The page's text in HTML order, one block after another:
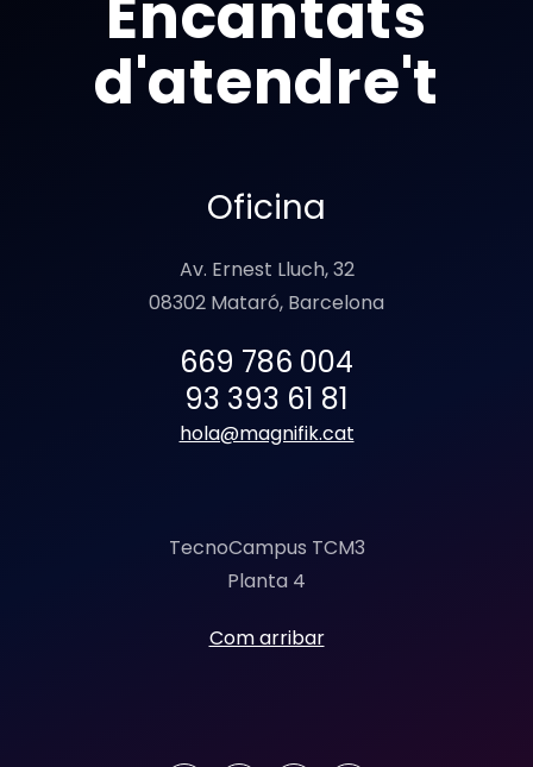
Encantats
d'atendre't
Oficina
Av. Ernest Lluch, 32
08302 Mataró, Barcelona
669 786 004
93 393 61 81
hola@magnifik.cat
TecnoCampus TCM3
Planta 4
Com arribar